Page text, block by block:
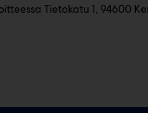
Tietokatu 1, 94600